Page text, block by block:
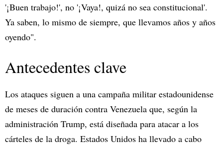
'¡Buen trabajo!', no '¡Vaya!, quizá no sea constitucional'.
Ya saben, lo mismo de siempre, que llevamos años y años
oyendo".
Antecedentes clave
Los ataques siguen a una campaña militar estadounidense
de meses de duración contra Venezuela que, según la
administración Trump, está diseñada para atacar a los
cárteles de la droga. Estados Unidos ha llevado a cabo